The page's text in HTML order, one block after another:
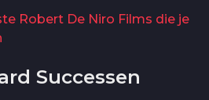
Robert De Niro Films die je
Successen